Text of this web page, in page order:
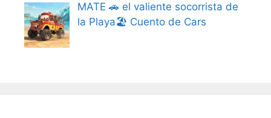
MATE 🚗 el valiente socorrista de
la Playa🏖️ Cuento de Cars